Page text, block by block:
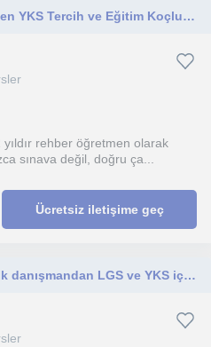
PDR Mezunu Rehber Öğretmen YKS Tercih ve Eğitim Koçluğu
rehber öğretmen olarak
sınava değil, doğru ça...
Ücretsiz iletişime geç
Fakülte 1.si, uzman psikolojik danışmandan LGS ve YKS için online eğitim koçluğu